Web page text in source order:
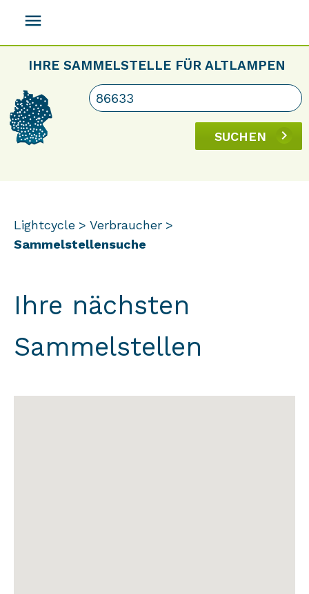
menu
IHRE SAMMELSTELLE FÜR ALTLAMPEN
SUCHEN
Lightcycle
Verbraucher
Sammelstellensuche
Ihre nächsten
Sammelstellen